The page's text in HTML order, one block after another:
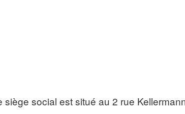
social est situé au 2 rue